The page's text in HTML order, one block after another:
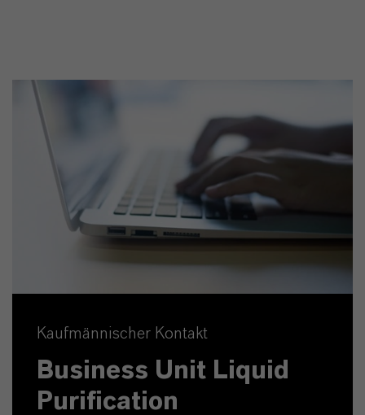
Kaufmännischer Kontakt
Business Unit Liquid
Purification